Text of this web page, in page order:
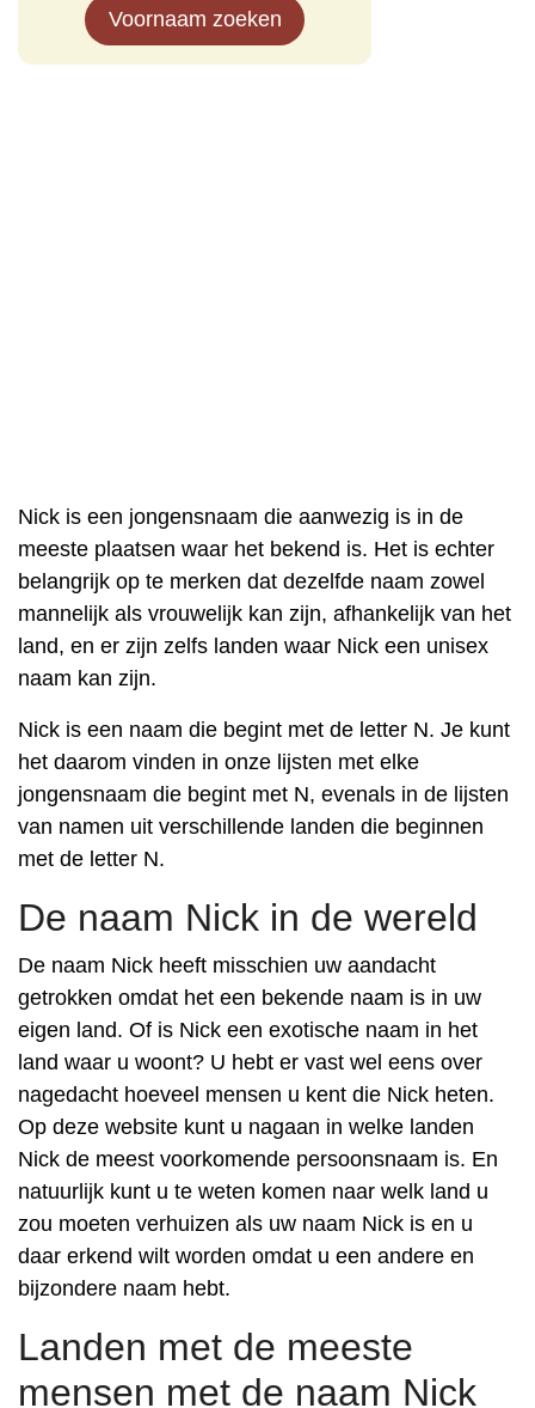
Voornaam zoeken
Nick is een jongensnaam die aanwezig is in de
meeste plaatsen waar het bekend is. Het is echter
belangrijk op te merken dat dezelfde naam zowel
mannelijk als vrouwelijk kan zijn, afhankelijk van het
land, en er zijn zelfs landen waar Nick een unisex
naam kan zijn.
Nick is een naam die begint met de letter N. Je kunt
het daarom vinden in onze lijsten met elke
jongensnaam die begint met N, evenals in de lijsten
van namen uit verschillende landen die beginnen
met de letter N.
De naam Nick in de wereld
De naam Nick heeft misschien uw aandacht
getrokken omdat het een bekende naam is in uw
eigen land. Of is Nick een exotische naam in het
land waar u woont? U hebt er vast wel eens over
nagedacht hoeveel mensen u kent die Nick heten.
Op deze website kunt u nagaan in welke landen
Nick de meest voorkomende persoonsnaam is. En
natuurlijk kunt u te weten komen naar welk land u
zou moeten verhuizen als uw naam Nick is en u
daar erkend wilt worden omdat u een andere en
bijzondere naam hebt.
Landen met de meeste
mensen met de naam Nick